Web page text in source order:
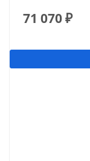
71 070₽